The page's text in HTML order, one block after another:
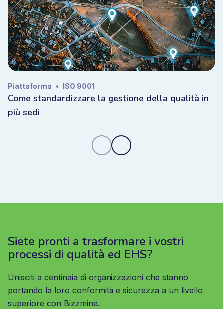
Piattaforma • ISO 9001
Come standardizzare la gestione della qualità in
più sedi
Siete pronti a trasformare i vostri
processi di qualità ed EHS?
Unisciti a centinaia di organizzazioni che stanno
portando la loro conformità e sicurezza a un livello
superiore con Bizzmine.